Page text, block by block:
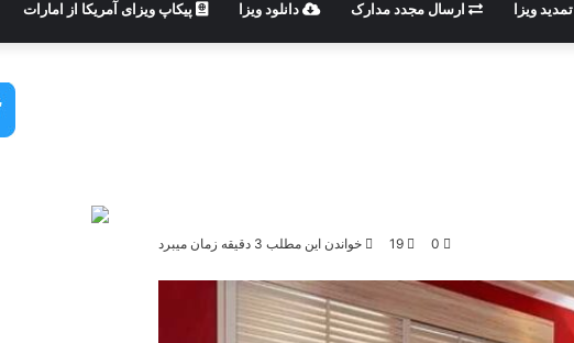
تمدید ویزا ارسال مجدد مدارک دانلود ویزا پیکاپ ویزای آمریکا از امارات
0
19 خواندن این مطلب 3 دقیقه زمان میبرد